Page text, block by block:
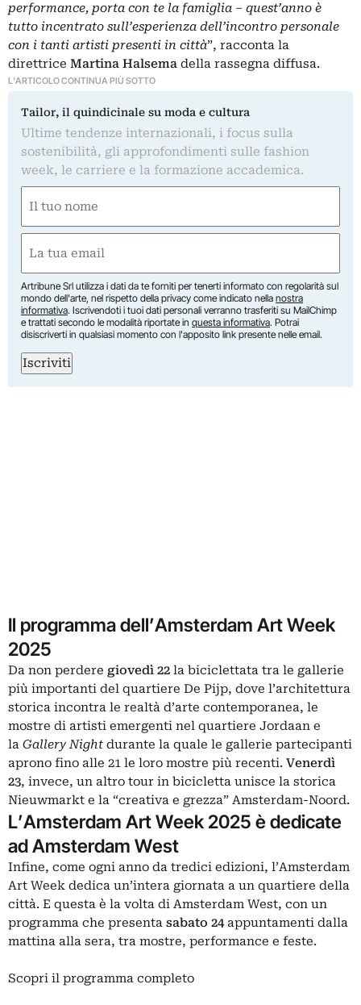
performance, porta con te la famiglia – quest’anno è
tutto incentrato sull’esperienza dell’incontro personale
con i tanti artisti presenti in città”, racconta la
direttrice Martina Halsema della rassegna diffusa.
L'ARTICOLO CONTINUA PIÙ SOTTO
Tailor, il quindicinale su moda e cultura
Ultime tendenze internazionali, i focus sulla
sostenibilità, gli approfondimenti sulle fashion
week, le carriere e la formazione accademica.
(Obbligatorio)
(Obbligatorio)
Artribune Srl utilizza i dati da te forniti per tenerti informato con regolarità sul
mondo dell'arte, nel rispetto della privacy come indicato nella nostra
informativa. Iscrivendoti i tuoi dati personali verranno trasferiti su MailChimp
e trattati secondo le modalità riportate in questa informativa. Potrai
disiscriverti in qualsiasi momento con l'apposito link presente nelle email.
Iscriviti
Il programma dell’Amsterdam Art Week
2025
Da non perdere giovedì 22 la biciclettata tra le gallerie
più importanti del quartiere De Pijp, dove l’architettura
storica incontra le realtà d’arte contemporanea, le
mostre di artisti emergenti nel quartiere Jordaan e
la Gallery Night durante la quale le gallerie partecipanti
aprono fino alle 21 le loro mostre più recenti. Venerdì
23, invece, un altro tour in bicicletta unisce la storica
Nieuwmarkt e la “creativa e grezza” Amsterdam-Noord.
L’Amsterdam Art Week 2025 è dedicate
ad Amsterdam West
Infine, come ogni anno da tredici edizioni, l’Amsterdam
Art Week dedica un’intera giornata a un quartiere della
città. E questa è la volta di Amsterdam West, con un
programma che presenta sabato 24appuntamenti dalla
mattina alla sera, tra mostre, performance e feste.
Scopri il programma completo